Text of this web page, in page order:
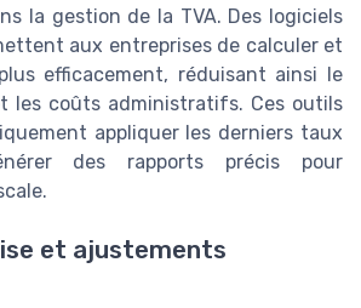
la gestion de la TVA. Des logiciels
aux entreprises de calculer et
efficacement, réduisant ainsi le
les coûts administratifs. Ces outils
appliquer les derniers taux
des rapports précis pour
et ajustements